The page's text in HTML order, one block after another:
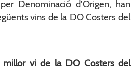
Denominació d’Origen, han
vins de la DO Costers del
millor vi de la DO Costers del